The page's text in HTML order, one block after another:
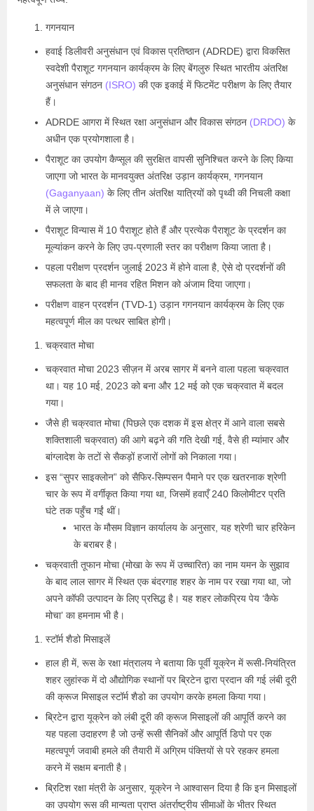
गगनयान
हवाई डिलीवरी अनुसंधान एवं विकास प्रतिष्ठान (ADRDE) द्वारा विकसित
स्वदेशी पैराशूट गगनयान कार्यक्रम के लिए बेंगलुरु स्थित भारतीय अंतरिक्ष
अनुसंधान संगठन (ISRO) की एक इकाई में फिटमेंट परीक्षण के लिए तैयार
हैं।
ADRDE आगरा में स्थित रक्षा अनुसंधान और विकास संगठन (DRDO) के
अधीन एक प्रयोगशाला है।
पैराशूट का उपयोग कैप्सूल की सुरक्षित वापसी सुनिश्चित करने के लिए किया
जाएगा जो भारत के मानवयुक्त अंतरिक्ष उड़ान कार्यक्रम, गगनयान
(Gaganyaan) के लिए तीन अंतरिक्ष यात्रियों को पृथ्वी की निचली कक्षा
में ले जाएगा।
पैराशूट विन्यास में 10 पैराशूट होते हैं और प्रत्येक पैराशूट के प्रदर्शन का
मूल्यांकन करने के लिए उप-प्रणाली स्तर का परीक्षण किया जाता है।
पहला परीक्षण प्रदर्शन जुलाई 2023 में होने वाला है, ऐसे दो प्रदर्शनों की
सफलता के बाद ही मानव रहित मिशन को अंजाम दिया जाएगा।
परीक्षण वाहन प्रदर्शन (TVD-1) उड़ान गगनयान कार्यक्रम के लिए एक
महत्वपूर्ण मील का पत्थर साबित होगी।
चक्रवात मोचा
चक्रवात मोचा 2023 सीज़न में अरब सागर में बनने वाला पहला चक्रवात
था। यह 10 मई, 2023 को बना और 12 मई को एक चक्रवात में बदल
गया।
जैसे ही चक्रवात मोचा (पिछले एक दशक में इस क्षेत्र में आने वाला सबसे
शक्तिशाली चक्रवात) की आगे बढ़ने की गति देखी गई, वैसे ही म्यांमार और
बांग्लादेश के तटों से सैकड़ों हजारों लोगों को निकाला गया।
इस “सुपर साइक्लोन” को सैफिर-सिम्पसन पैमाने पर एक खतरनाक श्रेणी
चार के रूप में वर्गीकृत किया गया था, जिसमें हवाएँ 240 किलोमीटर प्रति
घंटे तक पहुँच गईं थीं।
भारत के मौसम विज्ञान कार्यालय के अनुसार, यह श्रेणी चार हरिकेन
के बराबर है।
चक्रवाती तूफान मोचा (मोखा के रूप में उच्चारित) का नाम यमन के सुझाव
के बाद लाल सागर में स्थित एक बंदरगाह शहर के नाम पर रखा गया था, जो
अपने कॉफी उत्पादन के लिए प्रसिद्ध है। यह शहर लोकप्रिय पेय ‘कैफे
मोचा’ का हमनाम भी है।
स्टॉर्म शैडो मिसाइलें
हाल ही में, रूस के रक्षा मंत्रालय ने बताया कि पूर्वी यूक्रेन में रूसी-नियंत्रित
शहर लुहांस्क में दो औद्योगिक स्थानों पर ब्रिटेन द्वारा प्रदान की गई लंबी दूरी
की क्रूज मिसाइल स्टॉर्म शैडो का उपयोग करके हमला किया गया।
ब्रिटेन द्वारा यूक्रेन को लंबी दूरी की क्रूज मिसाइलों की आपूर्ति करने का
यह पहला उदाहरण है जो उन्हें रूसी सैनिकों और आपूर्ति डिपो पर एक
महत्वपूर्ण जवाबी हमले की तैयारी में अग्रिम पंक्तियों से परे रहकर हमला
करने में सक्षम बनाती है।
ब्रिटिश रक्षा मंत्री के अनुसार, यूक्रेन ने आश्वासन दिया है कि इन मिसाइलों
का उपयोग रूस की मान्यता प्राप्त अंतर्राष्ट्रीय सीमाओं के भीतर स्थित